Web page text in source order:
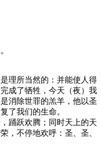
理所当然的：并能使人得
成了牺牲，今天（夜）我
消除世罪的羔羊，他以圣
了我们的生命。
踊跃欢腾；同时天上的天
，不停地欢呼：圣、圣、